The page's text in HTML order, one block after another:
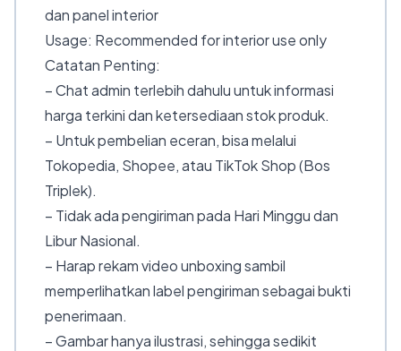
dan panel interior
Usage: Recommended for interior use only
Catatan Penting:
– Chat admin terlebih dahulu untuk informasi
harga terkini dan ketersediaan stok produk.
– Untuk pembelian eceran, bisa melalui
Tokopedia, Shopee, atau TikTok Shop (Bos
Triplek).
– Tidak ada pengiriman pada Hari Minggu dan
Libur Nasional.
– Harap rekam video unboxing sambil
memperlihatkan label pengiriman sebagai bukti
penerimaan.
– Gambar hanya ilustrasi, sehingga sedikit